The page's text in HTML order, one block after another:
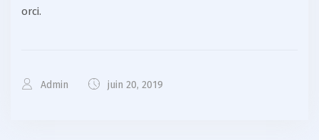
orci.
Admin juin 20, 2019